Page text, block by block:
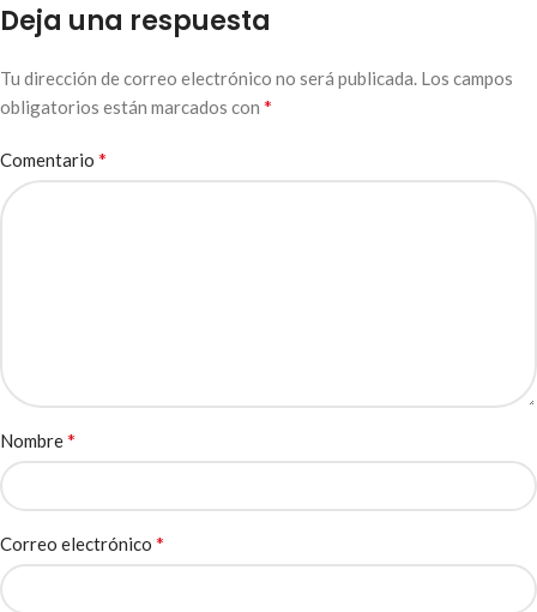
Deja una respuesta
Tu dirección de correo electrónico no será publicada. Los campos
obligatorios están marcados con *
Comentario *
Nombre*
Correo electrónico *